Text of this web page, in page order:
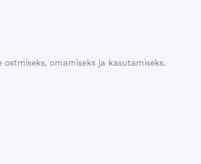
omamiseks ja kasutamiseks.